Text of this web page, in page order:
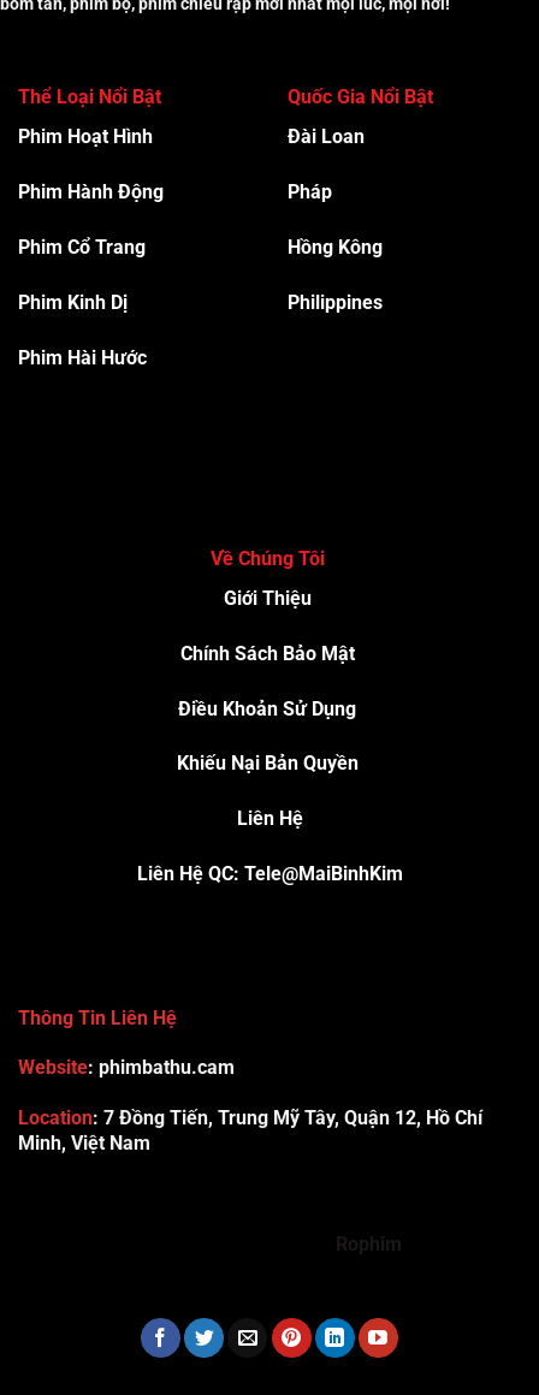
Thể Loại Nổi Bật
Phim Hoạt Hình
Phim Hành Động
Phim Cổ Trang
Phim Kinh Dị
Phim Hài Hước
Quốc Gia Nổi Bật
Đài Loan
Pháp
Hồng Kông
Philippines
Về Chúng Tôi
Giới Thiệu
Chính Sách Bảo Mật
Điều Khoản Sử Dụng
Khiếu Nại Bản Quyền
Liên Hệ
Liên Hệ QC: Tele@MaiBinhKim
Thông Tin Liên Hệ
Website: phimbathu.cam
Location: 7 Đồng Tiến, Trung Mỹ Tây, Quận 12, Hồ Chí
Minh, Việt Nam
Rophim